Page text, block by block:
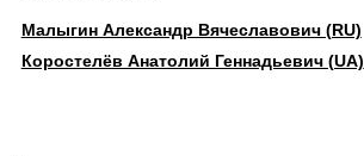
Малыгин Александр Вячеславович (RU)
Коростелёв Анатолий Геннадьевич (UA)